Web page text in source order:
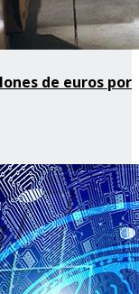
de euros por